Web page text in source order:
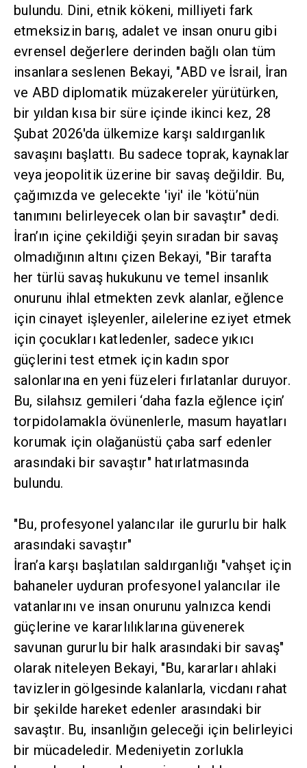
bulundu. Dini, etnik kökeni, milliyeti fark
etmeksizin barış, adalet ve insan onuru gibi
evrensel değerlere derinden bağlı olan tüm
insanlara seslenen Bekayi, "ABD ve İsrail, İran
ve ABD diplomatik müzakereler yürütürken,
bir yıldan kısa bir süre içinde ikinci kez, 28
Şubat 2026'da ülkemize karşı saldırganlık
savaşını başlattı. Bu sadece toprak, kaynaklar
veya jeopolitik üzerine bir savaş değildir. Bu,
çağımızda ve gelecekte 'iyi' ile 'kötü’nün
tanımını belirleyecek olan bir savaştır" dedi.
İran’ın içine çekildiği şeyin sıradan bir savaş
olmadığının altını çizen Bekayi, "Bir tarafta
her türlü savaş hukukunu ve temel insanlık
onurunu ihlal etmekten zevk alanlar, eğlence
için cinayet işleyenler, ailelerine eziyet etmek
için çocukları katledenler, sadece yıkıcı
güçlerini test etmek için kadın spor
salonlarına en yeni füzeleri fırlatanlar duruyor.
Bu, silahsız gemileri ‘daha fazla eğlence için’
torpidolamakla övünenlerle, masum hayatları
korumak için olağanüstü çaba sarf edenler
arasındaki bir savaştır" hatırlatmasında
bulundu.
"Bu, profesyonel yalancılar ile gururlu bir halk
arasındaki savaştır"
İran’a karşı başlatılan saldırganlığı "vahşet için
bahaneler uyduran profesyonel yalancılar ile
vatanlarını ve insan onurunu yalnızca kendi
güçlerine ve kararlılıklarına güvenerek
savunan gururlu bir halk arasındaki bir savaş"
olarak niteleyen Bekayi, "Bu, kararları ahlaki
tavizlerin gölgesinde kalanlarla, vicdanı rahat
bir şekilde hareket edenler arasındaki bir
savaştır. Bu, insanlığın geleceği için belirleyici
bir mücadeledir. Medeniyetin zorlukla